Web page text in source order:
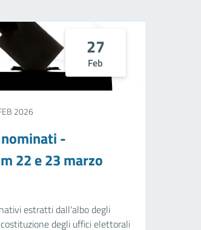
27
Feb
2026
-
22 e 23 marzo
estratti dall'albo degli
degli uffici elettorali